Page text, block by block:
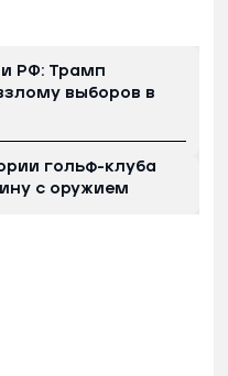
РФ: Трамп
выборов в
гольф-клуба
с оружием